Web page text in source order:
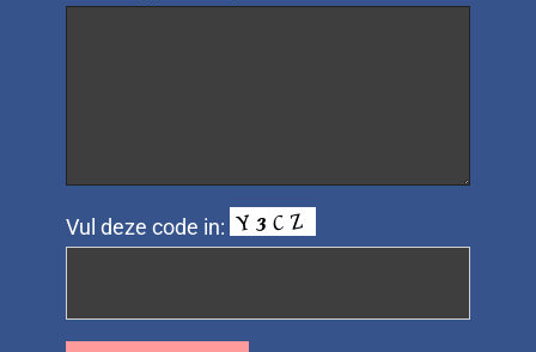
Vul deze code in: